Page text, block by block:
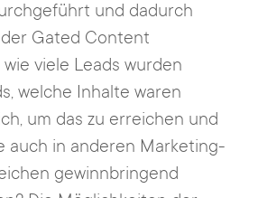
und dadurch
Gated Content
viele Leads wurden
welche Inhalte waren
um das zu erreichen und
auch in anderen Marketing-
gewinnbringend